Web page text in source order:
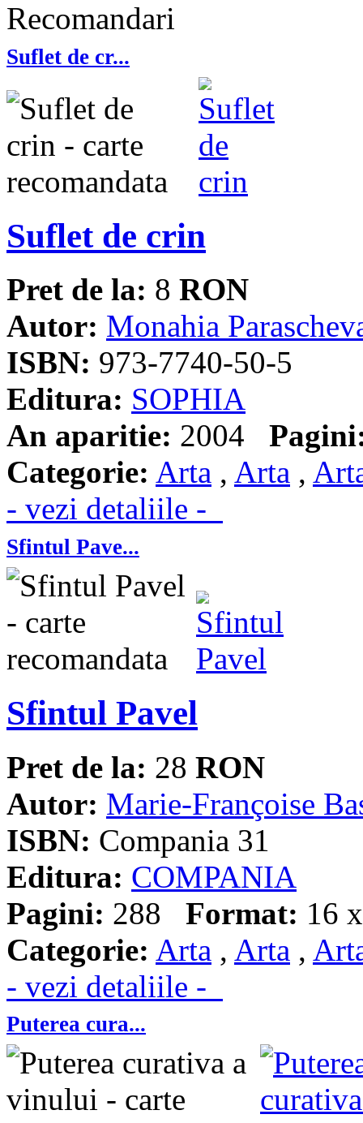
Recomandari
Suflet de cr...
Suflet de crin
Pret de la: 8 RON
Autor: Monahia
ISBN: 973-7740-50-5
Editura: SOPHIA
An aparitie: 2004
Categorie: Arta , Arta ,
- vezi detaliile -
Sfintul Pave...
Sfintul Pavel
Pret de la: 28 RON
Autor: Marie-Françoise
ISBN: Compania 31
Editura: COMPANIA
Pagini: 288 Format: 16
Categorie: Arta , Arta ,
- vezi detaliile -
Puterea cura...